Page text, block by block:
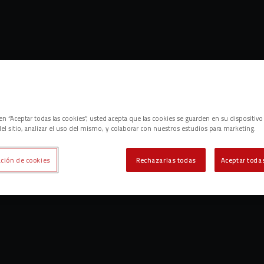
“Aceptar todas las cookies”, usted acepta que las cookies se guarden en su
sitio, analizar el uso del mismo, y colaborar con nuestros estudios para marketing.
Rechazarlas todas Aceptar
de cookies